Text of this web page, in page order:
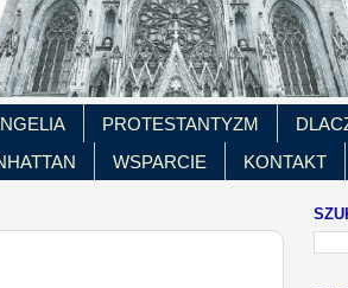
PROTESTANTYZM
WSPARCIE KONTAKT